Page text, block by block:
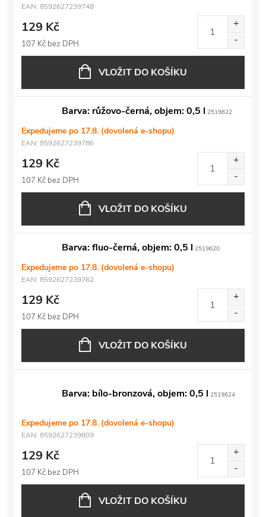
EAN: 8592627239748
129 Kč
107 Kč bez DPH
VLOŽIT DO KOŠÍKU
Barva: růžovo-černá, objem: 0,5 l 2519622
Expedujeme po 17.8. (dovolená e-shopu)
EAN: 8592627239786
129 Kč
107 Kč bez DPH
VLOŽIT DO KOŠÍKU
Barva: fluo-černá, objem: 0,5 l 2519620
Expedujeme po 17.8. (dovolená e-shopu)
EAN: 8592627239762
129 Kč
107 Kč bez DPH
VLOŽIT DO KOŠÍKU
Barva: bílo-bronzová, objem: 0,5 l 2519624
Expedujeme po 17.8. (dovolená e-shopu)
EAN: 8592627239809
129 Kč
107 Kč bez DPH
VLOŽIT DO KOŠÍKU